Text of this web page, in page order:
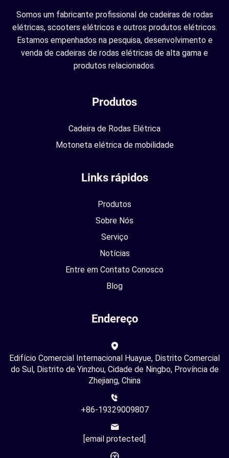
Somos um fabricante profissional de cadeiras de rodas
elétricas, scooters elétricos e outros produtos elétricos.
Estamos empenhados na pesquisa, desenvolvimento e
venda de cadeiras de rodas elétricas de alta gama e
produtos relacionados.
Produtos
Cadeira de Rodas Elétrica
Motoneta elétrica de mobilidade
Links rápidos
Produtos
Sobre Nós
Serviço
Notícias
Entre em Contato Conosco
Blog
Endereço
Edifício Comercial Internacional Huayue, Distrito Comercial
do Sul, Distrito de Yinzhou, Cidade de Ningbo, Província de
Zhejiang, China
+86-19329009807
[email protected]